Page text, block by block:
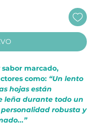
marcado,
como: “Un lento
hojas están
leña durante todo un
robusta y